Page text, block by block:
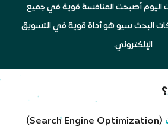
اليوم أصبحت المنافسة قوية في جميع
البحث سيو هو أداة قوية في التسويق
الإلكتروني.
(Search Engine Optimization)